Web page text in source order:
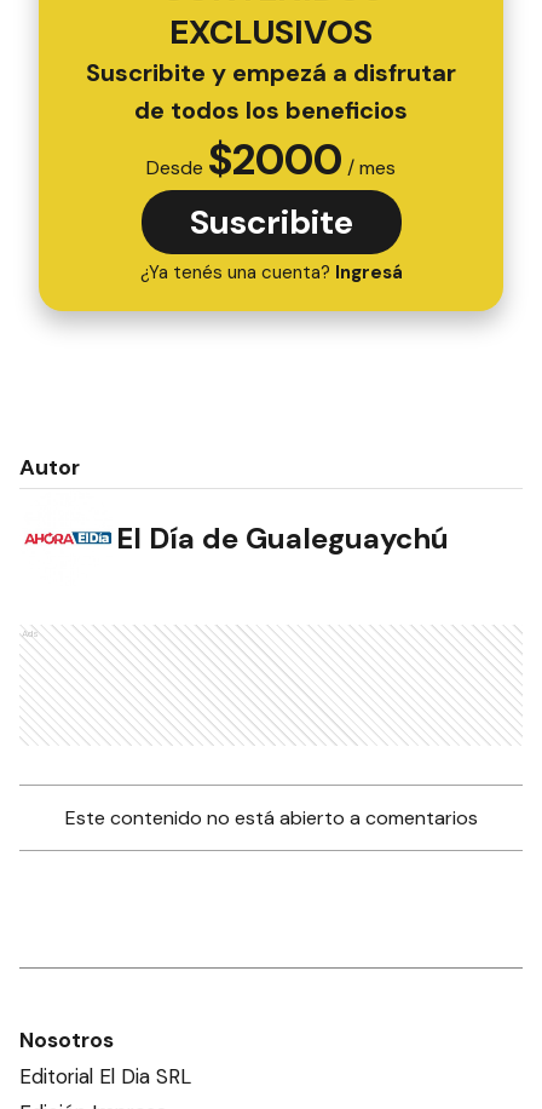
EXCLUSIVOS
Suscribite y empezá a disfrutar
de todos los beneficios
Desde $2000 / mes
Suscribite
¿Ya tenés una cuenta? Ingresá
Autor
El Día de Gualeguaychú
Ads
Este contenido no está abierto a comentarios
Nosotros
Editorial El Dia SRL